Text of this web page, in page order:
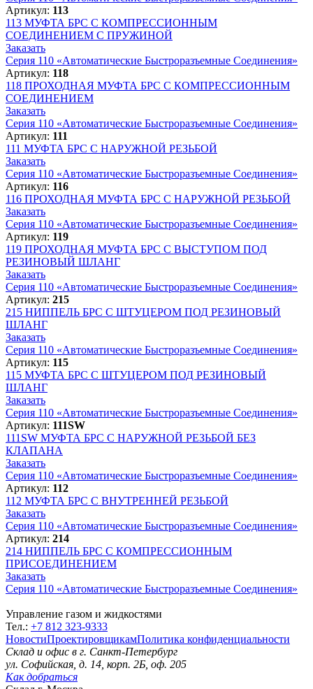
Артикул: 113
113 МУФТА БРС С КОМПРЕССИОННЫМ
СОЕДИНЕНИЕМ С ПРУЖИНОЙ
Заказать
Серия 110 «Автоматические Быстроразъемные Соединения»
Артикул: 118
118 ПРОХОДНАЯ МУФТА БРС С КОМПРЕССИОННЫМ
СОЕДИНЕНИЕМ
Заказать
Серия 110 «Автоматические Быстроразъемные Соединения»
Артикул: 111
111 МУФТА БРС С НАРУЖНОЙ РЕЗЬБОЙ
Заказать
Серия 110 «Автоматические Быстроразъемные Соединения»
Артикул: 116
116 ПРОХОДНАЯ МУФТА БРС С НАРУЖНОЙ РЕЗЬБОЙ
Заказать
Серия 110 «Автоматические Быстроразъемные Соединения»
Артикул: 119
119 ПРОХОДНАЯ МУФТА БРС С ВЫСТУПОМ ПОД
РЕЗИНОВЫЙ ШЛАНГ
Заказать
Серия 110 «Автоматические Быстроразъемные Соединения»
Артикул: 215
215 НИППЕЛЬ БРС С ШТУЦЕРОМ ПОД РЕЗИНОВЫЙ
ШЛАНГ
Заказать
Серия 110 «Автоматические Быстроразъемные Соединения»
Артикул: 115
115 МУФТА БРС С ШТУЦЕРОМ ПОД РЕЗИНОВЫЙ
ШЛАНГ
Заказать
Серия 110 «Автоматические Быстроразъемные Соединения»
Артикул: 111SW
111SW МУФТА БРС С НАРУЖНОЙ РЕЗЬБОЙ БЕЗ
КЛАПАНА
Заказать
Серия 110 «Автоматические Быстроразъемные Соединения»
Артикул: 112
112 МУФТА БРС С ВНУТРЕННЕЙ РЕЗЬБОЙ
Заказать
Серия 110 «Автоматические Быстроразъемные Соединения»
Артикул: 214
214 НИППЕЛЬ БРС С КОМПРЕССИОННЫМ
ПРИСОЕДИНЕНИЕМ
Заказать
Серия 110 «Автоматические Быстроразъемные Соединения»
Управление газом и жидкостями
Тел.: +7 812 323-9333
НовостиПроектировщикамПолитика конфиденциальности
Склад и офис в г. Санкт-Петербург
ул. Софийская, д. 14, корп. 2Б, оф. 205
Как добраться